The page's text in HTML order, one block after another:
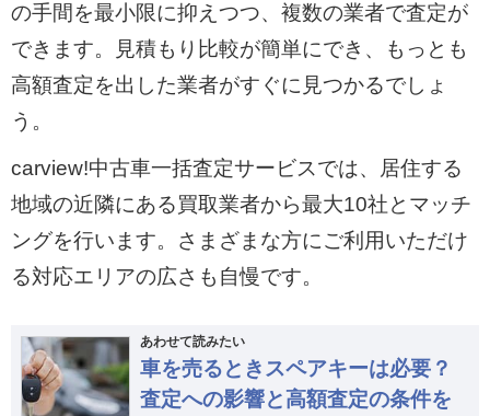
の手間を最小限に抑えつつ、複数の業者で査定が
できます。見積もり比較が簡単にでき、もっとも
高額査定を出した業者がすぐに見つかるでしょ
う。
carview!中古車一括査定サービスでは、居住する
地域の近隣にある買取業者から最大10社とマッチ
ングを行います。さまざまな方にご利用いただけ
る対応エリアの広さも自慢です。
あわせて読みたい
車を売るときスペアキーは必要？
査定への影響と高額査定の条件を